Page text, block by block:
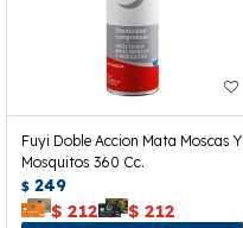
Fuyi Doble Accion Mata Moscas Y
Mosquitos 360 Cc.
$ 249
$ 212 $ 212